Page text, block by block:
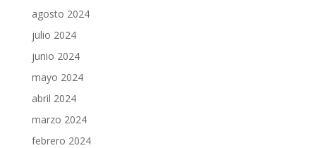
agosto 2024
julio 2024
junio 2024
mayo 2024
abril 2024
marzo 2024
febrero 2024